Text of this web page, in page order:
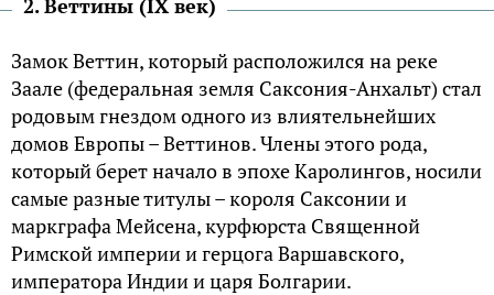
2. Веттины (IX век)
Замок Веттин, который расположился на реке
Заале (федеральная земля Саксония-Анхальт) стал
родовым гнездом одного из влиятельнейших
домов Европы – Веттинов. Члены этого рода,
который берет начало в эпохе Каролингов, носили
самые разные титулы – короля Саксонии и
маркграфа Мейсена, курфюрста Священной
Римской империи и герцога Варшавского,
императора Индии и царя Болгарии.